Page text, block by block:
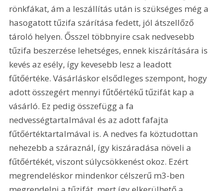
rönkfákat, ám a leszállítás után is szükséges még a
hasogatott tűzifa szárítása fedett, jól átszellőző
tároló helyen. Ősszel többnyire csak nedvesebb
tűzifa beszerzése lehetséges, ennek kiszárítására is
kevés az esély, így kevesebb lesz a leadott
fűtőértéke. Vásárláskor elsődleges szempont, hogy
adott összegért mennyi fűtőértékű tűzifát kap a
vásárló. Ez pedig összefügg a fa
nedvességtartalmával és az adott fafajta
fűtőértéktartalmával is. A nedves fa köztudottan
nehezebb a száraznál, így kiszáradása növeli a
fűtőértékét, viszont súlycsökkenést okoz. Ezért
megrendeléskor mindenkor célszerű m3-ben